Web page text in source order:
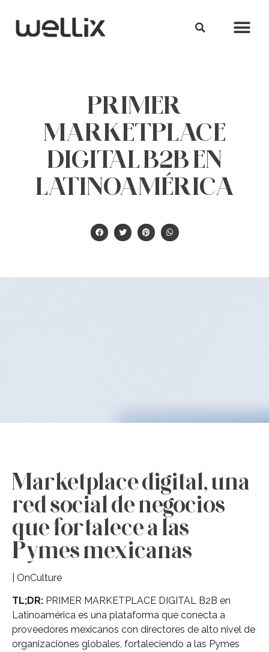
PRIMER
MARKETPLACE
DIGITAL B2B EN
LATINOAMÉRICA
Marketplace digital, una
red social de negocios
que fortalece a las
Pymes mexicanas
| OnCulture
TL;DR: PRIMER MARKETPLACE DIGITAL B2B en
Latinoamérica es una plataforma que conecta a
proveedores mexicanos con directores de alto nivel de
organizaciones globales, fortaleciendo a las Pymes